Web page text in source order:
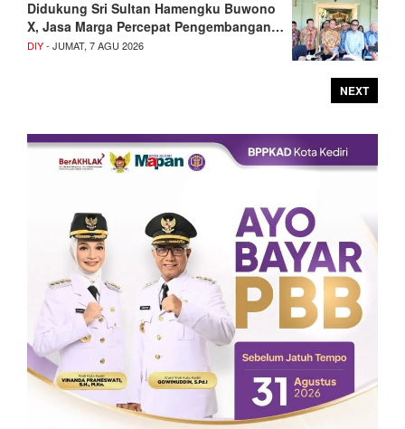
Didukung Sri Sultan Hamengku Buwono
X, Jasa Marga Percepat Pengembangan…
DIY- JUMAT, 7 AGU 2026
NEXT